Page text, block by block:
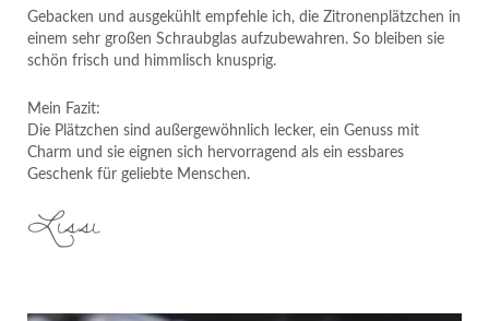
Gebacken und ausgekühlt empfehle ich, die Zitronenplätzchen in
einem sehr großen Schraubglas aufzubewahren. So bleiben sie
schön frisch und himmlisch knusprig.
Mein Fazit:
Die Plätzchen sind außergewöhnlich lecker, ein Genuss mit
Charm und sie eignen sich hervorragend als ein essbares
Geschenk für geliebte Menschen.
Lissi